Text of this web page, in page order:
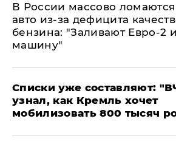
В России массово
авто из-за дефицита
бензина: "Заливают Евро-2
машину"
Списки уже составляют:
узнал, как Кремль хочет
мобилизовать 800 тысяч